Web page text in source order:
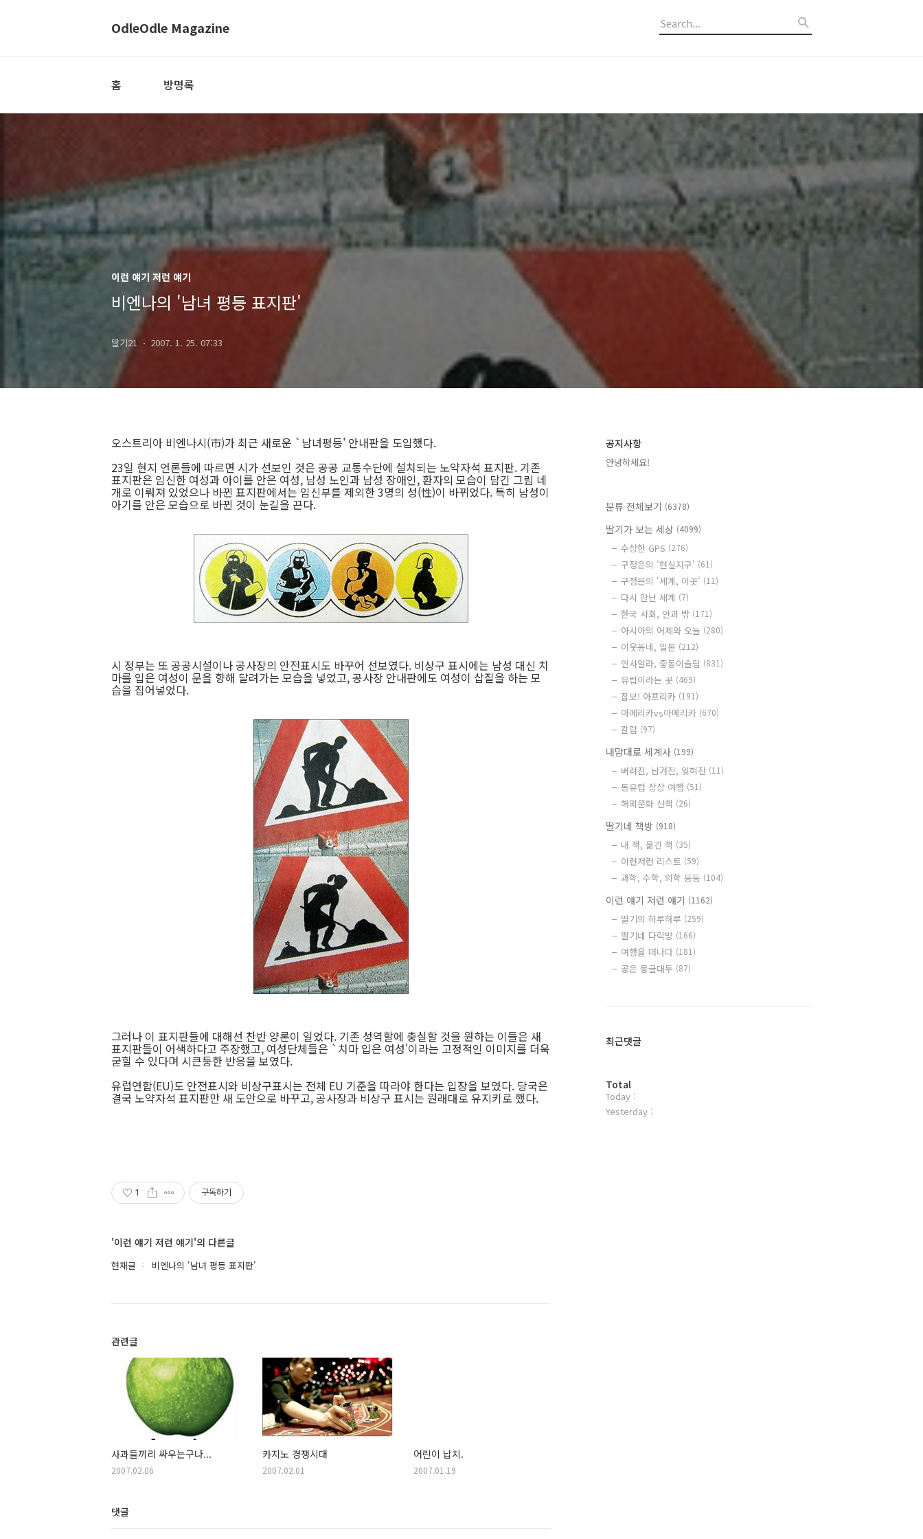
OdleOdle Magazine
홈 방명록
이런 얘기 저런 얘기
비엔나의 '남녀 평등 표지판'
딸기21 2007. 1. 25. 07:33
오스트리아 비엔나시(市)가 최근 새로운 `남녀평등' 안내판을 도입했다.
23일 현지 언론들에 따르면 시가 선보인 것은 공공 교통수단에 설치되는 노약자석 표지판. 기존
표지판은 임신한 여성과 아이를 안은 여성, 남성 노인과 남성 장애인, 환자의 모습이 담긴 그림 네
개로 이뤄져 있었으나 바뀐 표지판에서는 임신부를 제외한 3명의 성(性)이 바뀌었다. 특히 남성이
아기를 안은 모습으로 바뀐 것이 눈길을 끈다.
시 정부는 또 공공시설이나 공사장의 안전표시도 바꾸어 선보였다. 비상구 표시에는 남성 대신 치
마를 입은 여성이 문을 향해 달려가는 모습을 넣었고, 공사장 안내판에도 여성이 삽질을 하는 모
습을 집어넣었다.
그러나 이 표지판들에 대해선 찬반 양론이 일었다. 기존 성역할에 충실할 것을 원하는 이들은 새
표지판들이 어색하다고 주장했고, 여성단체들은 `치마 입은 여성'이라는 고정적인 이미지를 더욱
굳힐 수 있다며 시큰둥한 반응을 보였다.
유럽연합(EU)도 안전표시와 비상구표시는 전체 EU 기준을 따라야 한다는 입장을 보였다. 당국은
결국 노약자석 표지판만 새 도안으로 바꾸고, 공사장과 비상구 표시는 원래대로 유지키로 했다.
1 구독하기
'이런 얘기 저런 얘기'의 다른글
현재글 비엔나의 '남녀 평등 표지판'
관련글
사과들끼리 싸우는구나...
2007.02.06
카지노 경쟁시대
2007.02.01
어린이 납치.
2007.01.19
댓글
공지사항
안녕하세요!
분류 전체보기 (6378)
딸기가 보는 세상 (4099)
수상한 GPS (276)
구정은의 '현실지구' (61)
구정은의 '세계, 이곳' (11)
다시 만난 세계 (7)
한국 사회, 안과 밖 (171)
아시아의 어제와 오늘 (280)
이웃동네, 일본 (212)
인샤알라, 중동이슬람 (831)
유럽이라는 곳 (469)
잠보! 아프리카 (191)
아메리카vs아메리카 (670)
칼럼 (97)
내맘대로 세계사 (199)
버려진, 남겨진, 잊혀진 (11)
동유럽 상상 여행 (51)
해외문화 산책 (26)
딸기네 책방 (918)
내 책, 옮긴 책 (35)
이런저런 리스트 (59)
과학, 수학, 의학 등등 (104)
이런 얘기 저런 얘기 (1162)
딸기의 하루하루 (259)
딸기네 다락방 (166)
여행을 떠나다 (181)
공은 둥글대두 (87)
최근댓글
방
문
자
Total
Today :
Yesterday :